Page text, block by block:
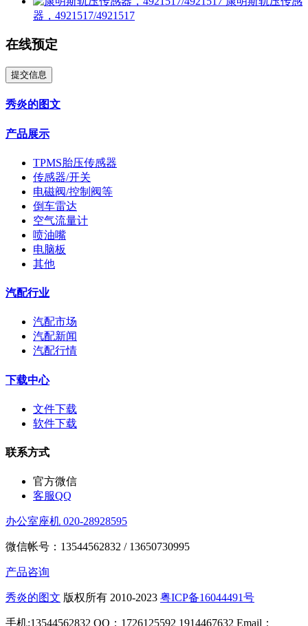
器，4921517/4921517
在线预定
提交信息
秀炎的图文
产品展示
TPMS胎压传感器
传感器/开关
电磁阀/控制阀等
倒车雷达
空气流量计
喷油嘴
电脑板
其他
汽配行业
汽配市场
汽配新闻
汽配行情
下载中心
文件下载
软件下载
联系方式
官方微信
客服QQ
办公室座机 020-28928595
微信帐号：13544562832 / 13650730995
产品咨询
秀炎的图文 版权所有 2010-2023 粤ICP备16044491号
手机:13544562832 QQ：1726125592 1914467632 Email：